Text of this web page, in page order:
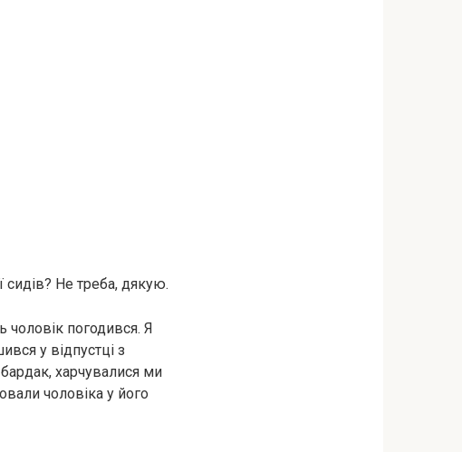
Не треба, дякую.
погодився. Я
у відпустці з
харчувалися ми
чоловіка у його